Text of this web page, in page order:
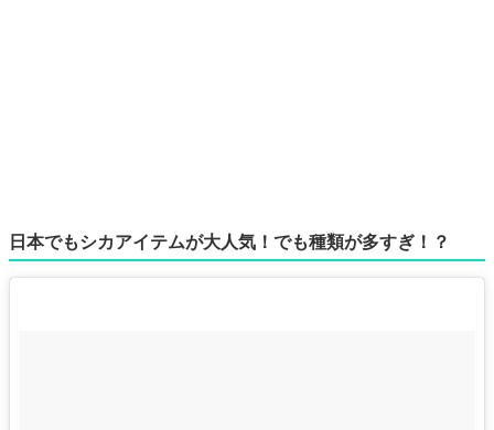
日本でもシカアイテムが大人気！でも種類が多すぎ！？